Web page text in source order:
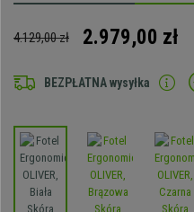
4.129,00 zł 2.979,00 zł
BEZPŁATNA wysyłka